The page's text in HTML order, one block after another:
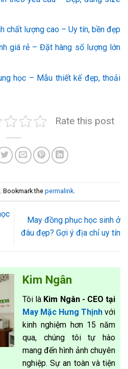
chất lượng cao – Uy tín, bền đẹp
giá rẻ – Đặt hàng số lượng lớn
học – Mẫu thiết kế đẹp, thoải
Rate this post
. Bookmark the permalink.
May đồng phục học sinh ở
đâu đẹp? Gợi ý địa chỉ uy tín
Kim Ngân
Tôi là Kim Ngân - CEO tại
May Mặc Hưng Thịnh với
kinh nghiệm hơn 15 năm
qua, chúng tôi tự hào
mang đến hình ảnh chuyên
nghiệp. Sự an toàn và tiện